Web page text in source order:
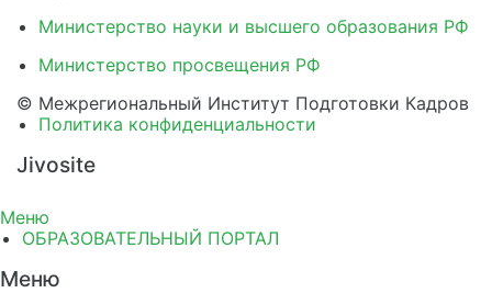
Министерство науки и высшего образования РФ
Министерство просвещения РФ
© Межрегиональный Институт Подготовки Кадров
Политика конфиденциальности
Jivosite
Меню
ОБРАЗОВАТЕЛЬНЫЙ ПОРТАЛ
Меню